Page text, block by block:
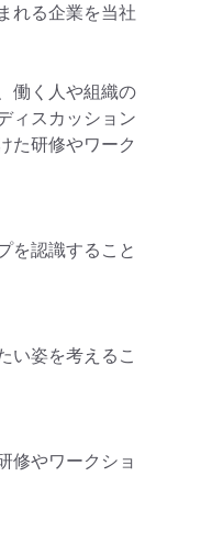
れる企業を当社
働く人や組織の
ィスカッション
た研修やワーク
を認識すること
い姿を考えるこ
修やワークショ